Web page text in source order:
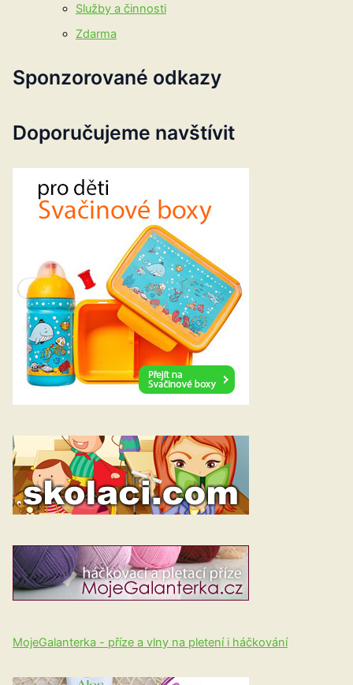
Služby a činnosti
Zdarma
Sponzorované odkazy
Doporučujeme navštívit
MojeGalanterka - příze a vlny na pletení i háčkování